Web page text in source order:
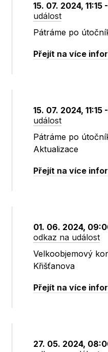
15. 07. 2024, 11:15
událost
Pátráme po
Přejít na více
15. 07. 2024, 11:15
událost
Pátráme po
Aktualizace
Přejít na více
01. 06. 2024,
odkaz na událost
Velkoobjemový
Křišťanova
Přejít na více
27. 05. 2024,